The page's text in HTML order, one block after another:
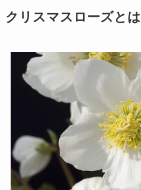
クリスマスローズとは